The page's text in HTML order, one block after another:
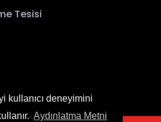
kullanıcı deneyimini
Aydınlatma Metni
Tesisi